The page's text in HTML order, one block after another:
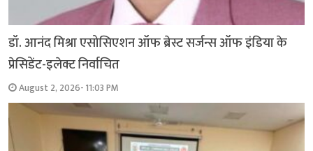
डॉ. आनंद मिश्रा एसोसिएशन ऑफ ब्रेस्ट सर्जन्स ऑफ इंडिया के
प्रेसिडेंट-इलेक्ट निर्वाचित
August 2, 2026- 11:03 PM